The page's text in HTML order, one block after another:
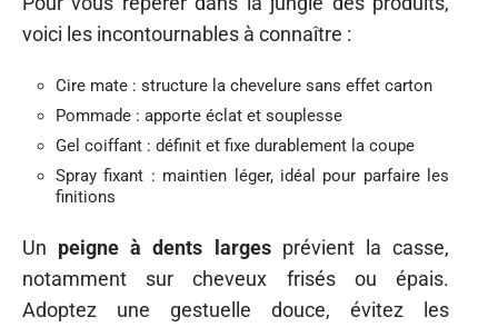
voici les incontournables à connaître :
Cire mate : structure la chevelure sans effet carton
Pommade : apporte éclat et souplesse
Gel coiffant : définit et fixe durablement la coupe
Spray fixant : maintien léger, idéal pour parfaire les
finitions
Un peigne à dents largesprévient la casse,
notamment sur cheveux frisés ou épais.
Adoptez une gestuelle douce, évitez les